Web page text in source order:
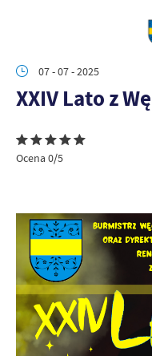
07 - 07 - 2025
XXIV Lato z
Ocena 0/5